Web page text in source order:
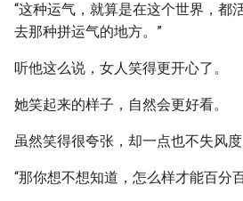
“这种运气，就算是在这个世界，都
去那种拼运气的地方。”
听他这么说，女人笑得更开心了。
她笑起来的样子，自然会更好看。
虽然笑得很夸张，却一点也不失风度
“那你想不想知道，怎么样才能百分